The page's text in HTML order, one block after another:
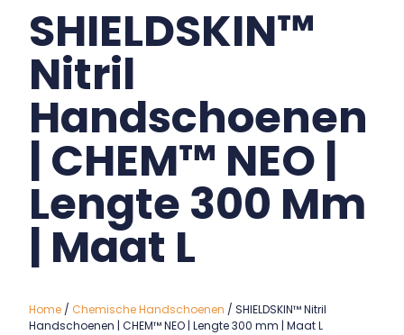
SHIELDSKIN™
Nitril
Handschoenen
| CHEM™ NEO |
Lengte 300 Mm
| Maat L
Home / Chemische Handschoenen / SHIELDSKIN™ Nitril
Handschoenen | CHEM™ NEO | Lengte 300 mm | Maat L